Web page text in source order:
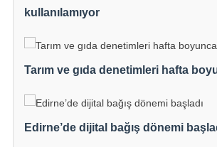
kullanılamıyor
Tarım ve gıda denetimleri hafta
Edirne’de dijital bağış dönemi